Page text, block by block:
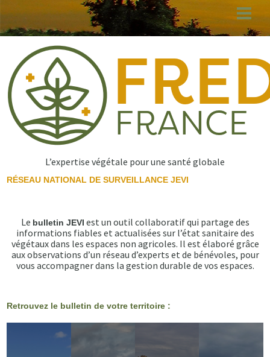
au
principal
L’expertise végétale pour une santé globale
RÉSEAU NATIONAL DE SURVEILLANCE JEVI
Le bulletin JEVI est un outil collaboratif qui partage des
informations fiables et actualisées sur l’état sanitaire des
végétaux dans les espaces non agricoles. Il est élaboré grâce
aux observations d’un réseau d’experts et de bénévoles, pour
vous accompagner dans la gestion durable de vos espaces.
Retrouvez le bulletin de votre territoire :